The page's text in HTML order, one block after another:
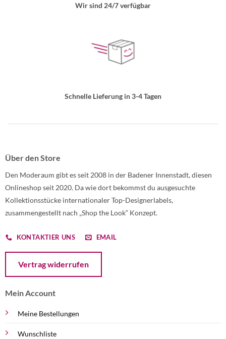
Wir sind 24/7 verfügbar
Schnelle Lieferung in 3-4 Tagen
Über den Store
Den Moderaum gibt es seit 2008 in der Badener Innenstadt, diesen
Onlineshop seit 2020. Da wie dort bekommst du ausgesuchte
Kollektionsstücke internationaler Top-Designerlabels,
zusammengestellt nach „Shop the Look“ Konzept.
KONTAKTIER UNS EMAIL
Vertrag widerrufen
Mein Account
Meine Bestellungen
Wunschliste